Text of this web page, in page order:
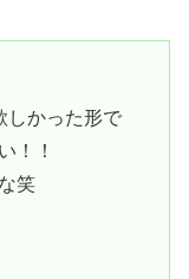
しかった形で
！！
笑